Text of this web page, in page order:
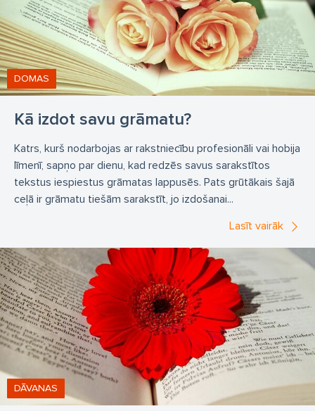
Kā izdot savu grāmatu?
DOMAS
Katrs, kurš nodarbojas ar rakstniecību profesionāli vai hobija
līmenī, sapņo par dienu, kad redzēs savus sarakstītos
tekstus iespiestus grāmatas lappusēs. Pats grūtākais šajā
ceļā ir grāmatu tiešām sarakstīt, jo izdošanai...
Lasīt vairāk
DĀVANAS